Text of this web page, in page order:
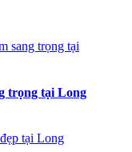
trọng tại Long